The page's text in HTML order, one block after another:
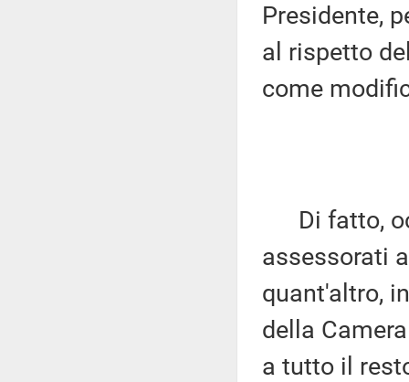
Presidente,
al rispetto
come
Di fatto,
assessorati
quant'altro,
della
a tutto il